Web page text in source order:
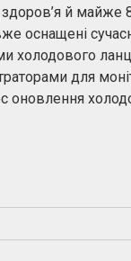
й майже
оснащені
холодового
для
оновлення